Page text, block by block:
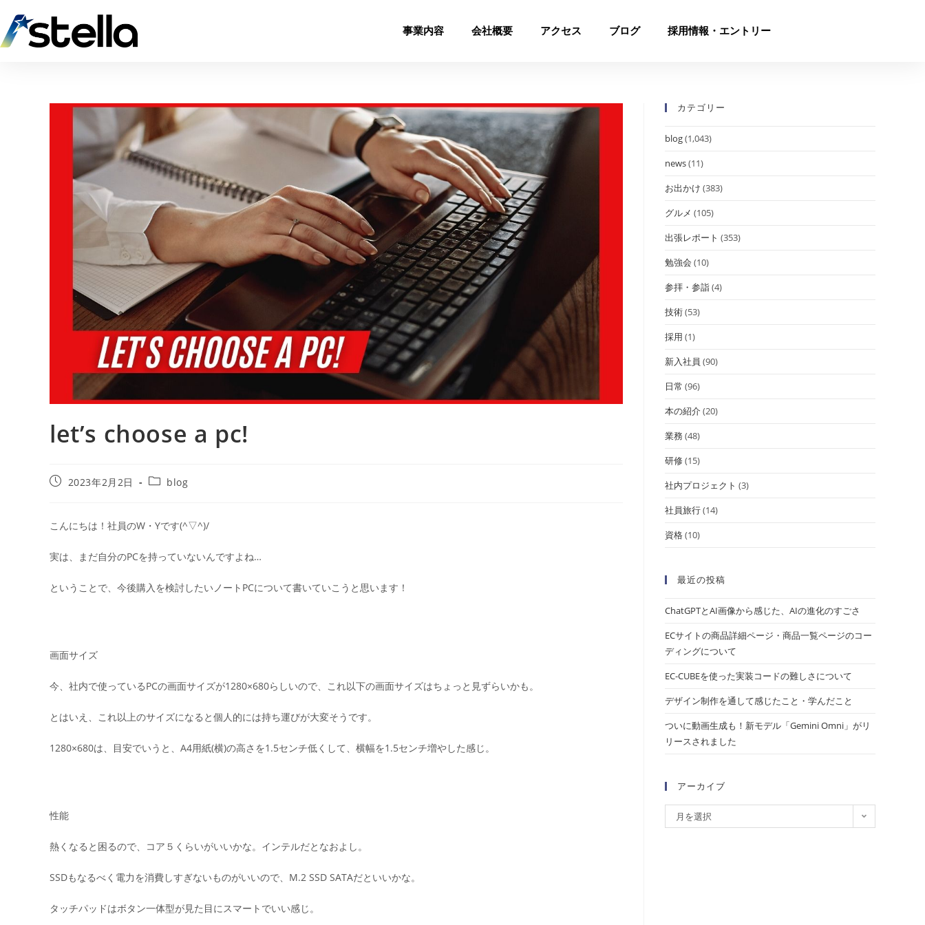
事業内容 会社概要 アクセス ブログ 採用情報・エントリー
let’s choose a pc!
2023年2月2日 blog
こんにちは！社員のW・Yです(^▽^)/
実は、まだ自分のPCを持っていないんですよね…
ということで、今後購入を検討したいノートPCについて書いていこうと思います！
画面サイズ
今、社内で使っているPCの画面サイズが1280×680らしいので、これ以下の画面サイズはちょっと見ずらいかも。
とはいえ、これ以上のサイズになると個人的には持ち運びが大変そうです。
1280×680は、目安でいうと、A4用紙(横)の高さを1.5センチ低くして、横幅を1.5センチ増やした感じ。
性能
熱くなると困るので、コア５くらいがいいかな。インテルだとなおよし。
SSDもなるべく電力を消費しすぎないものがいいので、M.2 SSD SATAだといいかな。
タッチパッドはボタン一体型が見た目にスマートでいい感じ。
カテゴリー
blog(1,043)
news(11)
お出かけ (383)
グルメ (105)
出張レポート (353)
勉強会 (10)
参拝・参詣(4)
技術(53)
採用 (1)
新入社員 (90)
日常 (96)
本の紹介(20)
業務(48)
研修(15)
社内プロジェクト (3)
社員旅行(14)
資格(10)
最近の投稿
ChatGPTとAI画像から感じた、AIの進化のすごさ
ECサイトの商品詳細ページ・商品一覧ページのコー
ディングについて
EC-CUBEを使った実装コードの難しさについて
デザイン制作を通して感じたこと・学んだこと
ついに動画生成も！新モデル「Gemini Omni」がリ
リースされました
アーカイブ
月を選択